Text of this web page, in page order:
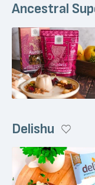
Ancestral
Delishu